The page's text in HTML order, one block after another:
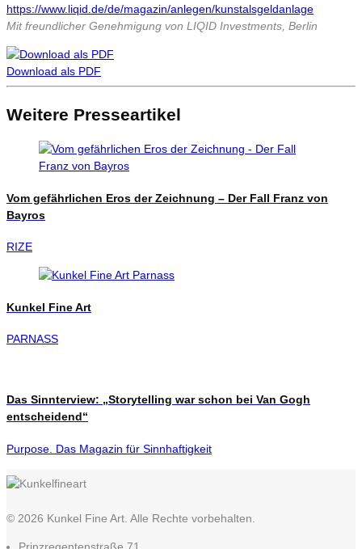
https://www.liqid.de/de/magazin/anlegen/kunstalsgeldanlage
Mit freundlicher Genehmigung von LIQID Investments, Berlin
Download als PDF
Weitere Presseartikel
Vom gefährlichen Eros der Zeichnung – Der Fall Franz von
Bayros
RIZE
Kunkel Fine Art
PARNASS
Das Sinnterview: „Storytelling war schon bei Van Gogh
entscheidend“
Purpose. Das Magazin für Sinnhaftigkeit
© 2026 Kunkel Fine Art. Alle Rechte vorbehalten.
Prinzregentenstraße 71